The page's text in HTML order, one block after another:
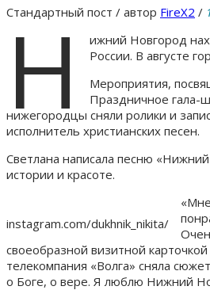
Стандартный пост / автор FireX2 /
Н
ижний Новгород
России. В августе
Мероприятия,
Праздничное гала-
нижегородцы сняли ролики и
исполнитель христианских песен.
Светлана написала песню
истории и красоте.
instagram.com/dukhnik_nikita/
своеобразной визитной
телекомпания «Волга» сняла
о Боге, о вере. Я люблю Нижний